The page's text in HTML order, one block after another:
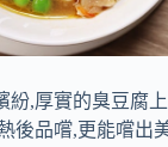
紛,厚實的臭豆腐
後品嚐,更能嚐出